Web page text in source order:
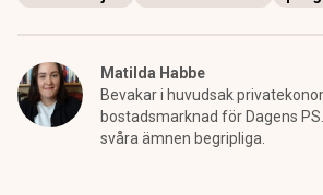
Matilda Habbe
Bevakar i huvudsak
bostadsmarknad för Dagens
svåra ämnen begripliga.